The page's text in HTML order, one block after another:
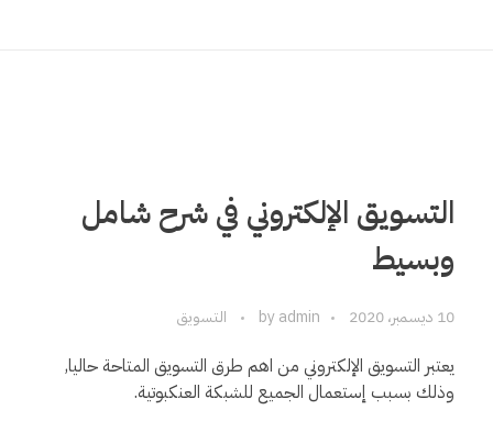
التسويق الإلكتروني في شرح شامل
وبسيط
10 ديسمبر، 2020 byadmin التسويق
يعتبر التسويق الإلكتروني من اهم طرق التسويق المتاحة حاليا,
وذلك بسبب إستعمال الجميع للشبكة العنكبوتية.